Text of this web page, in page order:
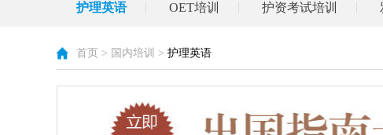
护理英语 OET培训 护资考试培训
首页 > 国内培训 > 护理英语